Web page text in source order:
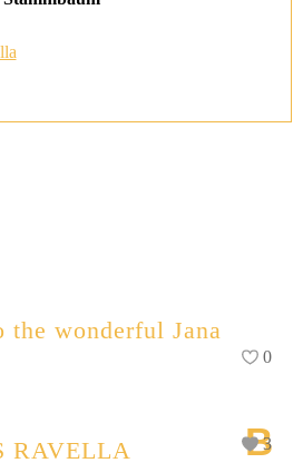
wonderful Jana
0
RAVELLA B
3